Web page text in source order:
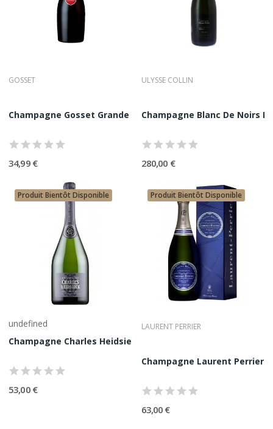
GOSSET
Champagne Gosset Grande Réserve Brut 75CL
34,99 €
ULYSSE COLLIN
Champagne Blanc De Noirs
280,00 €
Produit Bientôt Disponible
undefined
Champagne Charles Heidsieck Brut Reserve 75CL
53,00 €
Produit Bientôt Disponible
LAURENT PERRIER
Champagne Laurent Perrier
63,00 €